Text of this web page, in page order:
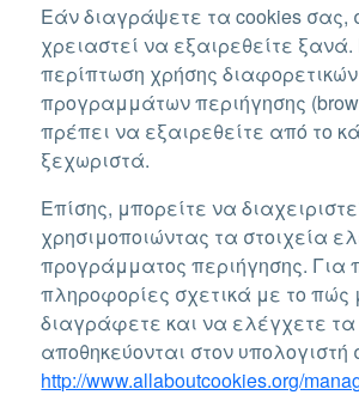
Εάν διαγράψετε τα cookies σας,
χρειαστεί να εξαιρεθείτε ξανά.
περίπτωση χρήσης διαφορετικών
προγραμμάτων περιήγησης
πρέπει να εξαιρεθείτε από το
ξεχωριστά.
Επίσης, μπορείτε να
χρησιμοποιώντας τα στοιχεία
προγράμματος περιήγησης. Για
πληροφορίες σχετικά με το πώς
διαγράφετε και να ελέγχετε τα
αποθηκεύονται στον υπολογιστή
http://www.allaboutcookies.org/